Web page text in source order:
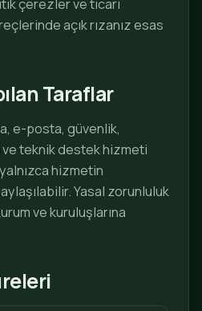
çerezler ve ticari
açık rızanız esas
Taraflar
e-posta, güvenlik,
teknik destek hizmeti
hizmetin
Yasal zorunluluk
ve kuruluşlarına